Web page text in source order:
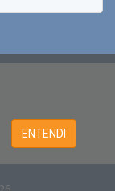
ENTENDI